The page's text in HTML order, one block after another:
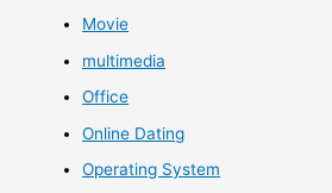
Movie
multimedia
Office
Online Dating
Operating System